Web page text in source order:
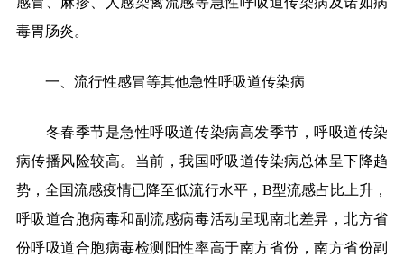
毒胃肠炎。
一、流行性感冒等其他急性呼吸道传染病
冬春季节是急性呼吸道传染病高发季节，呼吸道传染
病传播风险较高。当前，我国呼吸道传染病总体呈下降趋
势，全国流感疫情已降至低流行水平，B型流感占比上升，
呼吸道合胞病毒和副流感病毒活动呈现南北差异，北方省
份呼吸道合胞病毒检测阳性率高于南方省份，南方省份副